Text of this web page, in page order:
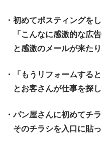
・初めてポスティングを
「こんなに感激的な広告
と感激のメールが来た
・「もうリフォームする
とお客さんが仕事を探
・パン屋さんに初めてチ
そのチラシを入口に貼